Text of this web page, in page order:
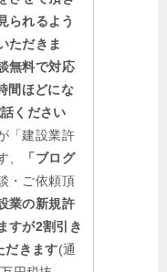
られるよう
ただきま
無料で対応
間ほどにな
ください
「建設業許
、
「ブログ
・ご依頼頂
業の新規許
すが2割引き
だきます(通